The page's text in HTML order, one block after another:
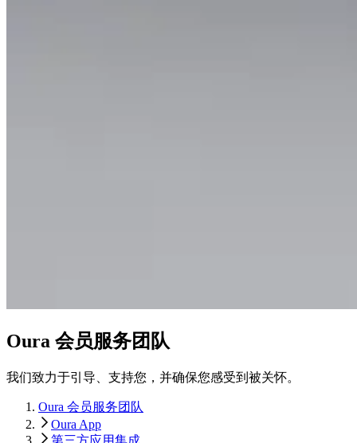
Oura 会员服务团队
我们致力于引导、支持您，并确保您感受到被关怀。
Oura 会员服务团队
Oura App